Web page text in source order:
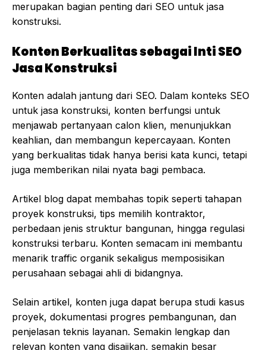
merupakan bagian penting dari SEO untuk jasa
konstruksi.
Konten Berkualitas sebagai Inti SEO
Jasa Konstruksi
Konten adalah jantung dari SEO. Dalam konteks SEO
untuk jasa konstruksi, konten berfungsi untuk
menjawab pertanyaan calon klien, menunjukkan
keahlian, dan membangun kepercayaan. Konten
yang berkualitas tidak hanya berisi kata kunci, tetapi
juga memberikan nilai nyata bagi pembaca.
Artikel blog dapat membahas topik seperti tahapan
proyek konstruksi, tips memilih kontraktor,
perbedaan jenis struktur bangunan, hingga regulasi
konstruksi terbaru. Konten semacam ini membantu
menarik traffic organik sekaligus memposisikan
perusahaan sebagai ahli di bidangnya.
Selain artikel, konten juga dapat berupa studi kasus
proyek, dokumentasi progres pembangunan, dan
penjelasan teknis layanan. Semakin lengkap dan
relevan konten yang disajikan, semakin besar